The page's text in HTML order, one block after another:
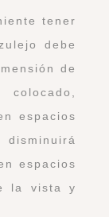
tener
debe
de
espacios
espacios
la vista y